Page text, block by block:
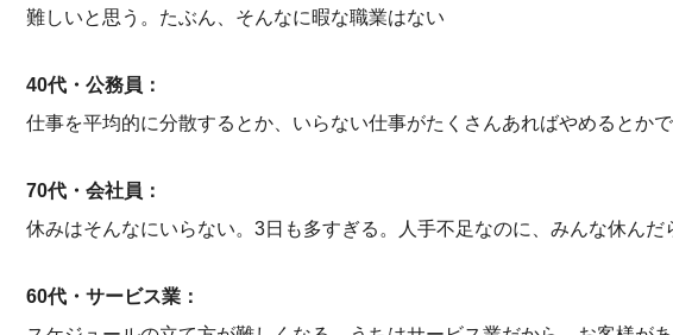
難しいと思う。たぶん、そんなに暇な職業はない
40代・公務員：
仕事を平均的に分散するとか、いらない仕事がたくさんあればやめるとか
70代・会社員：
休みはそんなにいらない。3日も多すぎる。人手不足なのに、みんな休んだ
60代・サービス業：